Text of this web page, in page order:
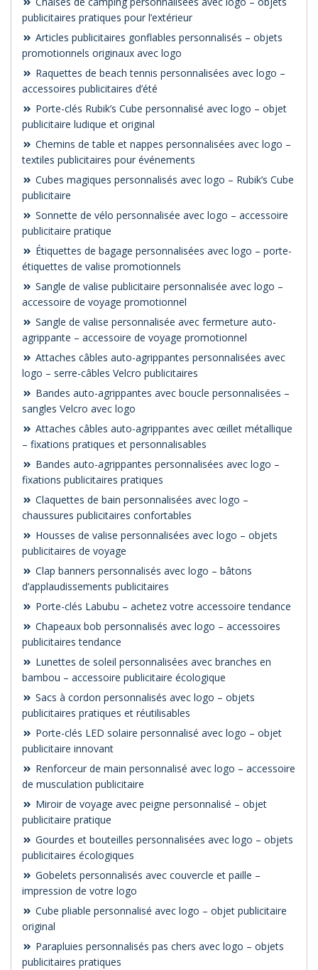
publicitaires pratiques pour l’extérieur
Articles publicitaires gonflables personnalisés – objets
promotionnels originaux avec logo
Raquettes de beach tennis personnalisées avec logo –
accessoires publicitaires d’été
Porte-clés Rubik’s Cube personnalisé avec logo – objet
publicitaire ludique et original
Chemins de table et nappes personnalisées avec logo –
textiles publicitaires pour événements
Cubes magiques personnalisés avec logo – Rubik’s Cube
publicitaire
Sonnette de vélo personnalisée avec logo – accessoire
publicitaire pratique
Étiquettes de bagage personnalisées avec logo – porte-
étiquettes de valise promotionnels
Sangle de valise publicitaire personnalisée avec logo –
accessoire de voyage promotionnel
Sangle de valise personnalisée avec fermeture auto-
agrippante – accessoire de voyage promotionnel
Attaches câbles auto-agrippantes personnalisées avec
logo – serre-câbles Velcro publicitaires
Bandes auto-agrippantes avec boucle personnalisées –
sangles Velcro avec logo
Attaches câbles auto-agrippantes avec œillet métallique
– fixations pratiques et personnalisables
Bandes auto-agrippantes personnalisées avec logo –
fixations publicitaires pratiques
Claquettes de bain personnalisées avec logo –
chaussures publicitaires confortables
Housses de valise personnalisées avec logo – objets
publicitaires de voyage
Clap banners personnalisés avec logo – bâtons
d’applaudissements publicitaires
Porte-clés Labubu – achetez votre accessoire tendance
Chapeaux bob personnalisés avec logo – accessoires
publicitaires tendance
Lunettes de soleil personnalisées avec branches en
bambou – accessoire publicitaire écologique
Sacs à cordon personnalisés avec logo – objets
publicitaires pratiques et réutilisables
Porte-clés LED solaire personnalisé avec logo – objet
publicitaire innovant
Renforceur de main personnalisé avec logo – accessoire
de musculation publicitaire
Miroir de voyage avec peigne personnalisé – objet
publicitaire pratique
Gourdes et bouteilles personnalisées avec logo – objets
publicitaires écologiques
Gobelets personnalisés avec couvercle et paille –
impression de votre logo
Cube pliable personnalisé avec logo – objet publicitaire
original
Parapluies personnalisés pas chers avec logo – objets
publicitaires pratiques